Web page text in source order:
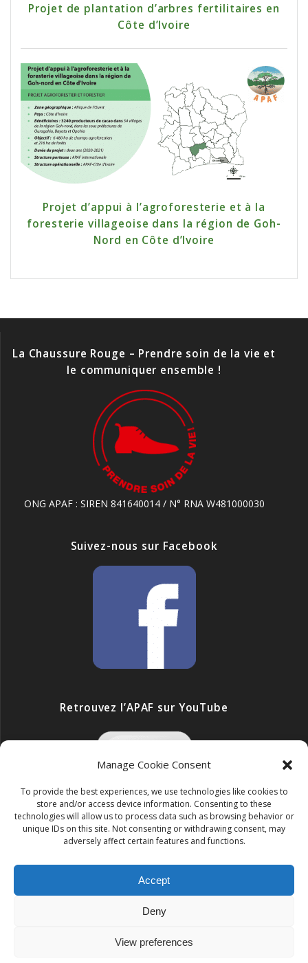
Manage Cookie Consent
To provide the best experiences, we use technologies like cookies to
store and/or access device information. Consenting to these
technologies will allow us to process data such as browsing behavior or
unique IDs on this site. Not consenting or withdrawing consent, may
adversely affect certain features and functions.
Accept
Deny
View preferences
Projet de plantation d’arbres fertilitaires en
Côte d’Ivoire
Projet d’appui à l’agroforesterie et à la
foresterie villageoise dans la région de Goh-
Nord en Côte d’Ivoire
La Chaussure Rouge – Prendre soin de la vie et
le communiquer ensemble !
ONG APAF : SIREN 841640014 / N° RNA W481000030
Suivez-nous sur Facebook
Retrouvez l’APAF sur YouTube
ONG APAF
© 2026 ONG APAF. Construit avec WordPress et le
Mesmerize